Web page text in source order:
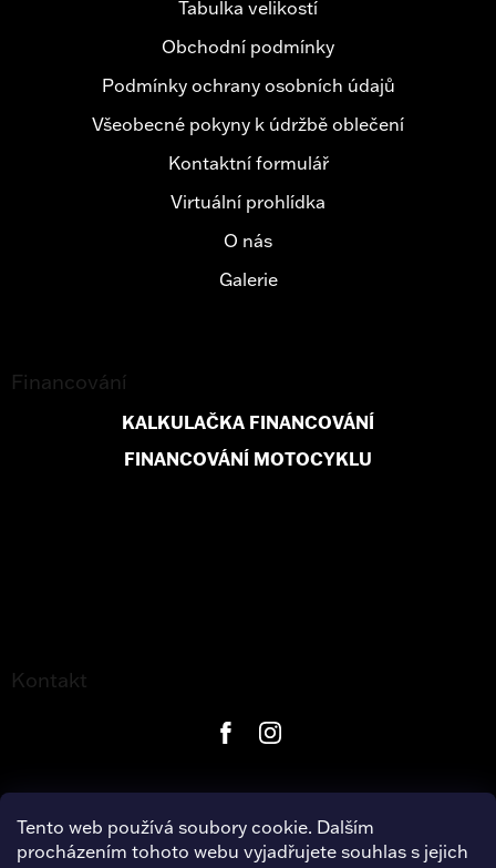
Tento web používá soubory cookie. Dalším
procházením tohoto webu vyjadřujete souhlas s jejich
Kontakt
Tabulka velikostí
Obchodní podmínky
Podmínky ochrany osobních údajů
Všeobecné pokyny k údržbě oblečení
Kontaktní formulář
Virtuální prohlídka
O nás
Galerie
Financování
KALKULAČKA FINANCOVÁNÍ
FINANCOVÁNÍ MOTOCYKLU